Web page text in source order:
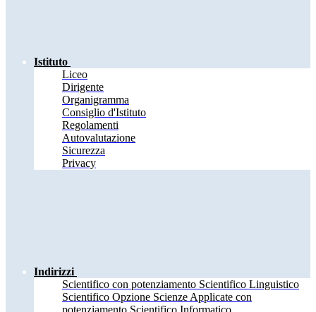
Istituto
Liceo
Dirigente
Organigramma
Consiglio d'Istituto
Regolamenti
Autovalutazione
Sicurezza
Privacy
Indirizzi
Scientifico con potenziamento Scientifico Linguistico
Scientifico Opzione Scienze Applicate con